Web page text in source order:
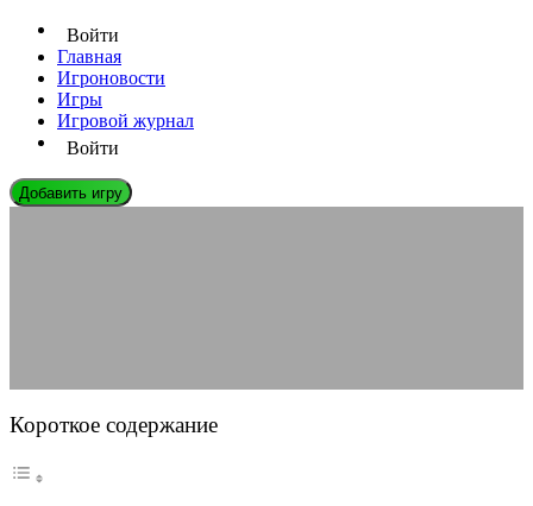
Войти
Главная
Игроновости
Игры
Игровой журнал
Войти
Добавить игру
Короткое содержание